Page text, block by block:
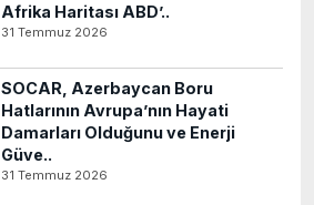
Afrika Haritası ABD’..
31 Temmuz 2026
SOCAR, Azerbaycan Boru
Hatlarının Avrupa’nın Hayati
Damarları Olduğunu ve Enerji
Güve..
31 Temmuz 2026